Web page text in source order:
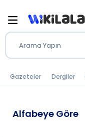
Arama Yapın
Gazeteler Dergiler
Alfabeye Göre